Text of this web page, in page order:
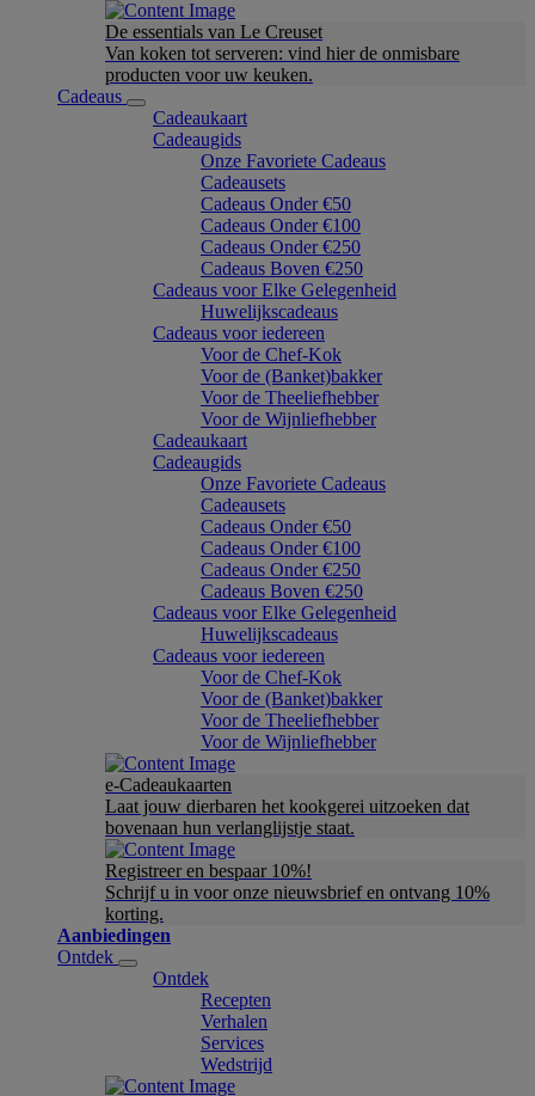
De essentials van Le Creuset
Van koken tot serveren: vind hier de onmisbare
producten voor uw keuken.
Cadeaus
Cadeaukaart
Cadeaugids
Onze Favoriete Cadeaus
Cadeausets
Cadeaus Onder €50
Cadeaus Onder €100
Cadeaus Onder €250
Cadeaus Boven €250
Cadeaus voor Elke Gelegenheid
Huwelijkscadeaus
Cadeaus voor iedereen
Voor de Chef-Kok
Voor de (Banket)bakker
Voor de Theeliefhebber
Voor de Wijnliefhebber
Cadeaukaart
Cadeaugids
Onze Favoriete Cadeaus
Cadeausets
Cadeaus Onder €50
Cadeaus Onder €100
Cadeaus Onder €250
Cadeaus Boven €250
Cadeaus voor Elke Gelegenheid
Huwelijkscadeaus
Cadeaus voor iedereen
Voor de Chef-Kok
Voor de (Banket)bakker
Voor de Theeliefhebber
Voor de Wijnliefhebber
e-Cadeaukaarten
Laat jouw dierbaren het kookgerei uitzoeken dat
bovenaan hun verlanglijstje staat.
Registreer en bespaar 10%!
Schrijf u in voor onze nieuwsbrief en ontvang 10%
korting.
Aanbiedingen
Ontdek
Ontdek
Recepten
Verhalen
Services
Wedstrijd